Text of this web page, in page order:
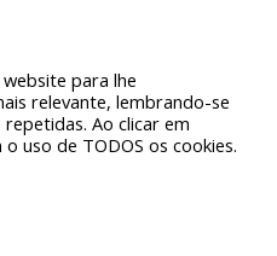
Inc.) Todos os direitos
para lhe
relevante, lembrando-se
Ao clicar em
uso de TODOS os cookies.